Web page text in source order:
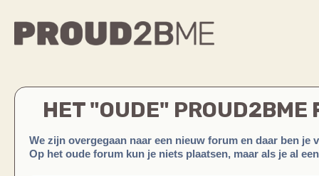
HET "OUDE" PROUD2BME
We zijn overgegaan naar een nieuw forum en daar ben je
Op het oude forum kun je niets plaatsen, maar als je al